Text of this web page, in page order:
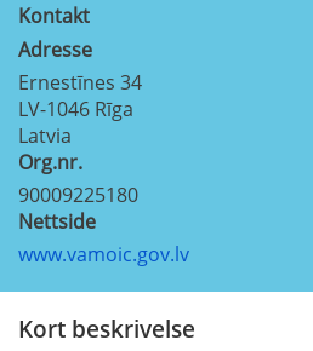
Kontakt
Adresse
Ernestīnes 34
LV-1046 Rīga
Latvia
Org.nr.
90009225180
Nettside
www.vamoic.gov.lv
Kort beskrivelse